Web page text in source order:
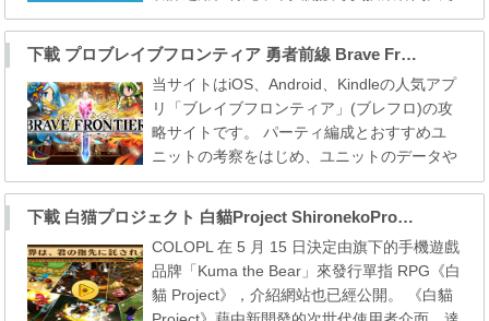
院校的資料，希望方便大家選購一部適合自己
2015 請到 https://wmos.info/archives/13826
===================================
上年度回顧：https://wmos.info/archives/936
7 資料只供參考，...
下載 プロブレイブフロンティア 勇者前線 Brave Frontier APK
当サイトはiOS、Android、Kindleの人気アプ
リ「ブレイブフロンティア」(ブレフロ)の攻
略サイトです。 パーティ編成とおすすめユ
ニットの考察をはじめ、ユニットのデータや
コミュニティも充実しています！ 本站下載
下載 白猫プロジェクト 白貓Project ShironekoProject APK
COLOPL 在 5 月 15 日決定由旗下的手機遊戲
品牌「Kuma the Bear」來發行單指 RPG《白
貓 Project》，介紹網站也已經公開。 《白貓